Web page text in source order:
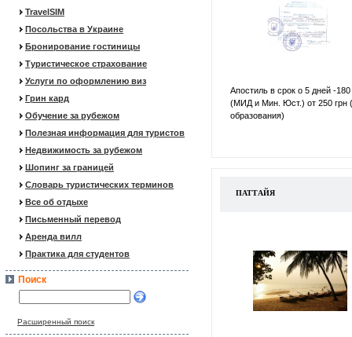
TravelSIM
Посольства в Украине
Бронирование гостиницы
Туристическое страхование
Услуги по оформлению виз
Грин кард
Обучение за рубежом
Полезная информация для туристов
Недвижимость за рубежом
Шопинг за границей
Словарь туристических терминов
Все об отдыхе
Письменный перевод
Аренда вилл
Практика для студентов
Поиск
Расширенный поиск
Апостиль в срок о 5 дней -180
(МИД и Мин. Юст.) от 250 грн
образования)
ПАТТАЙЯ